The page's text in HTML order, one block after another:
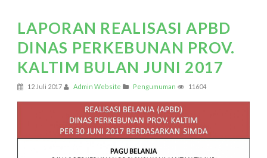
LAPORAN REALISASI APBD
DINAS PERKEBUNAN PROV.
KALTIM BULAN JUNI 2017
12 Juli 2017 Admin Website Pengumuman 11604